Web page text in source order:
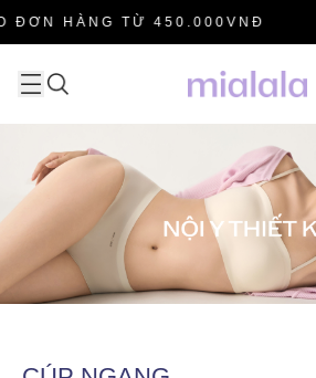
ĐƠN HÀNG TỪ 450.000VNĐ